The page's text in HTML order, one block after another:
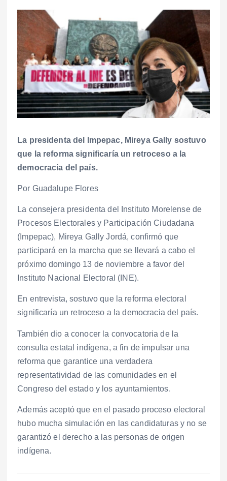
La presidenta del Impepac, Mireya Gally sostuvo
que la reforma significaría un retroceso a la
democracia del país.
Por Guadalupe Flores
La consejera presidenta del Instituto Morelense de
Procesos Electorales y Participación Ciudadana
(Impepac), Mireya Gally Jordá, confirmó que
participará en la marcha que se llevará a cabo el
próximo domingo 13 de noviembre a favor del
Instituto Nacional Electoral (INE).
En entrevista, sostuvo que la reforma electoral
significaría un retroceso a la democracia del país.
También dio a conocer la convocatoria de la
consulta estatal indígena, a fin de impulsar una
reforma que garantice una verdadera
representatividad de las comunidades en el
Congreso del estado y los ayuntamientos.
Además aceptó que en el pasado proceso electoral
hubo mucha simulación en las candidaturas y no se
garantizó el derecho a las personas de origen
indígena.